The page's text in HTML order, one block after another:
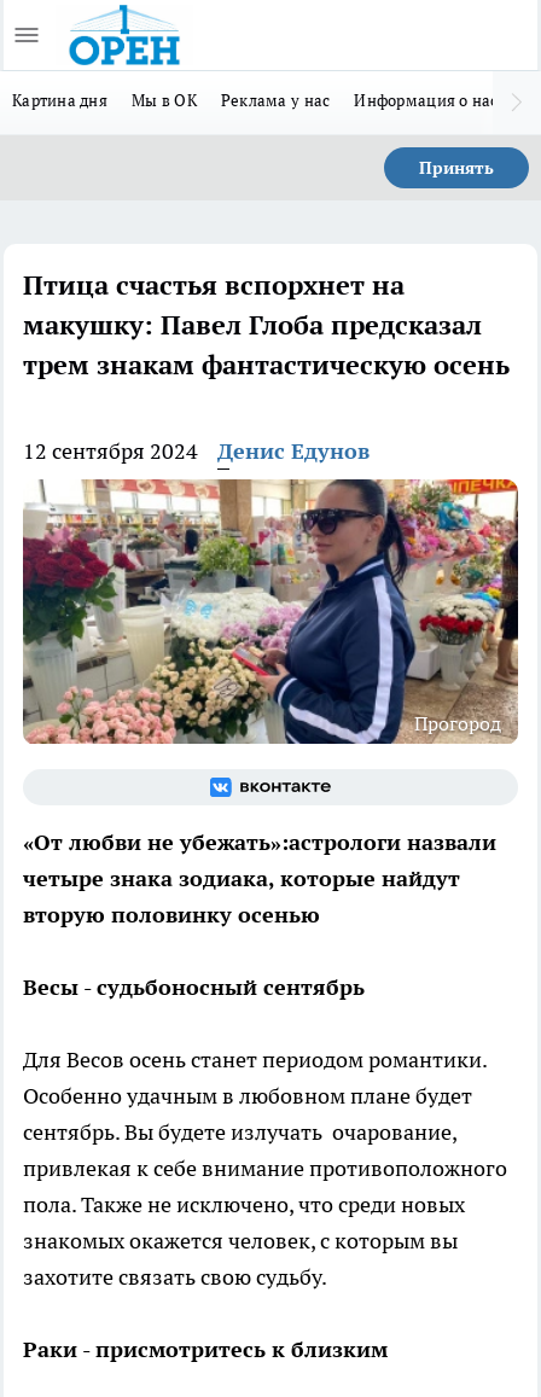
Картина дня Мы в ОК Реклама у нас Информация о нас
Принять
Птица счастья вспорхнет на
макушку: Павел Глоба предсказал
трем знакам фантастическую осень
12 сентября 2024 Денис Едунов
Прогород
«От любви не убежать»:астрологи назвали
четыре знака зодиака, которые найдут
вторую половинку осенью
Весы - судьбоносный сентябрь
Для Весов осень станет периодом романтики.
Особенно удачным в любовном плане будет
сентябрь. Вы будете излучать очарование,
привлекая к себе внимание противоположного
пола. Также не исключено, что среди новых
знакомых окажется человек, с которым вы
захотите связать свою судьбу.
Раки - присмотритесь к близким